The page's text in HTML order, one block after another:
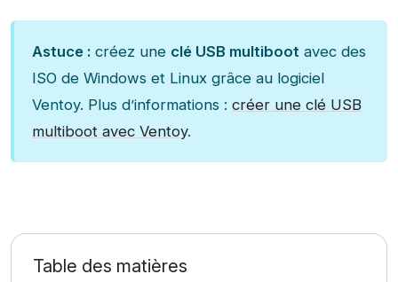
Astuce : créez une clé USB multiboot avec des
ISO de Windows et Linux grâce au logiciel
Ventoy. Plus d’informations : créer une clé USB
multiboot avec Ventoy.
Table des matières